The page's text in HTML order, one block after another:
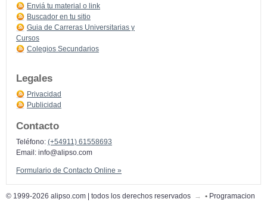
Enviá tu material o link
Buscador en tu sitio
Guia de Carreras Universitarias y
Cursos
Colegios Secundarios
Legales
Privacidad
Publicidad
Contacto
Teléfono: (+54911) 61558693
Email: info@alipso.com
Formulario de Contacto Online »
© 1999-2026 alipso.com | todos los derechos reservados → • Programacion